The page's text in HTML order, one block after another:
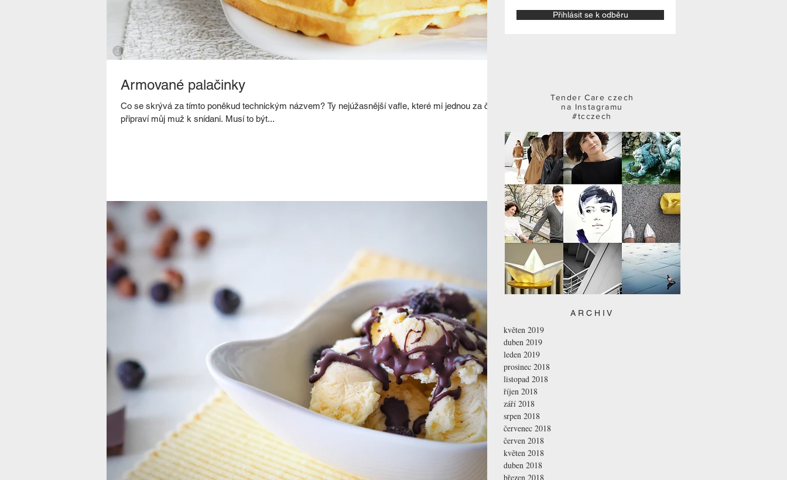
Armované palačinky
Co se skrývá za tímto poněkud technickým názvem? Ty nejúžasnější vafle, které mi jednou za čas
připraví můj muž k snídani. Musí to být...
Přihlásit se k odběru
Tender Care czech
na Instagramu
#tcczech
A R C H I V
květen 2019
duben 2019
leden 2019
prosinec 2018
listopad 2018
říjen 2018
září 2018
srpen 2018
červenec 2018
červen 2018
květen 2018
duben 2018
březen 2018